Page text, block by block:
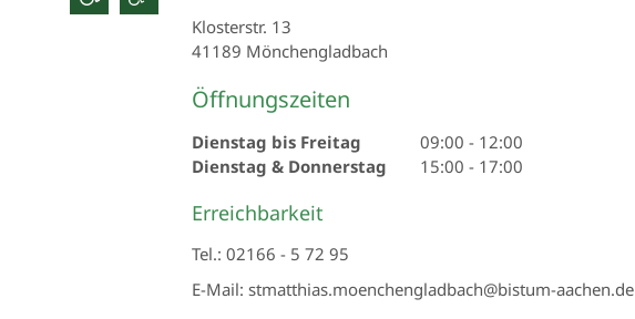
Klosterstr. 13
41189 Mönchengladbach
Öffnungszeiten
Dienstag bis Freitag 09:00 - 12:00
Dienstag & Donnerstag
15:00 - 17:00
Erreichbarkeit
Tel.: 02166 - 5 72 95
E-Mail: stmatthias.moenchengladbach@bistum-aachen.de